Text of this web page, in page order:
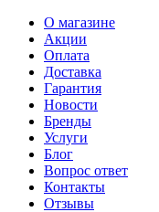
О магазине
Акции
Оплата
Доставка
Гарантия
Новости
Бренды
Услуги
Блог
Вопрос ответ
Контакты
Отзывы